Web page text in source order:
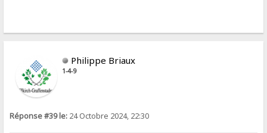
Philippe Briaux
1-4-9
Réponse #39 le: 24 Octobre 2024, 22:30